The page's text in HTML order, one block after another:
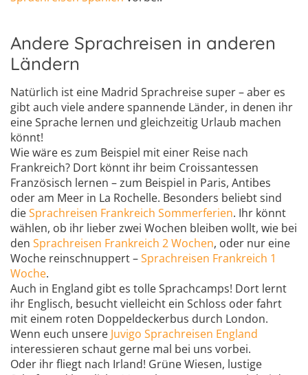
Andere Sprachreisen in anderen
Ländern
Natürlich ist eine Madrid Sprachreise super – aber es
gibt auch viele andere spannende Länder, in denen ihr
eine Sprache lernen und gleichzeitig Urlaub machen
könnt!
Wie wäre es zum Beispiel mit einer Reise nach
Frankreich? Dort könnt ihr beim Croissantessen
Französisch lernen – zum Beispiel in Paris, Antibes
oder am Meer in La Rochelle. Besonders beliebt sind
dieSprachreisen Frankreich Sommerferien. Ihr könnt
wählen, ob ihr lieber zwei Wochen bleiben wollt, wie bei
den Sprachreisen Frankreich 2 Wochen, oder nur eine
Woche reinschnuppert –Sprachreisen Frankreich 1
Woche.
Auch in England gibt es tolle Sprachcamps! Dort lernt
ihr Englisch, besucht vielleicht ein Schloss oder fahrt
mit einem roten Doppeldeckerbus durch London.
Wenn euch unsere Juvigo Sprachreisen England
interessieren schaut gerne mal bei uns vorbei.
Oder ihr fliegt nach Irland! Grüne Wiesen, lustige